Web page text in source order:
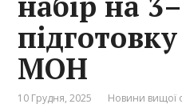
МОН
10 Грудня, 2025 Новини вищої